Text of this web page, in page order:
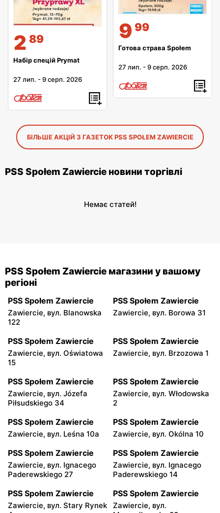
2 89
Набір спецій Prymat
27 лип. -9 серп. 2026
9 99
Готова страва Społem
27 лип. -9 серп. 2026
БІЛЬШЕ АКЦІЙ З ГАЗЕТОК PSS SPOŁEM ZAWIERCIE
PSS Społem Zawiercie новини торгівлі
Немає статей!
PSS Społem Zawiercie магазини у вашому
регіоні
PSS Społem Zawiercie
Zawiercie, вул. Blanowska
122
PSS Społem Zawiercie
Zawiercie, вул. Borowa 31
PSS Społem Zawiercie
Zawiercie, вул. Oświatowa
15
PSS Społem Zawiercie
Zawiercie, вул. Brzozowa 1
PSS Społem Zawiercie
Zawiercie, вул. Józefa
Piłsudskiego 34
PSS Społem Zawiercie
Zawiercie, вул. Włodowska
2
PSS Społem Zawiercie
Zawiercie, вул. Leśna 10a
PSS Społem Zawiercie
Zawiercie, вул. Okólna 10
PSS Społem Zawiercie
Zawiercie, вул. Ignacego
Paderewskiego 27
PSS Społem Zawiercie
Zawiercie, вул. Ignacego
Paderewskiego 14
PSS Społem Zawiercie
Zawiercie, вул. Stary Rynek
PSS Społem Zawiercie
Zawiercie, вул.